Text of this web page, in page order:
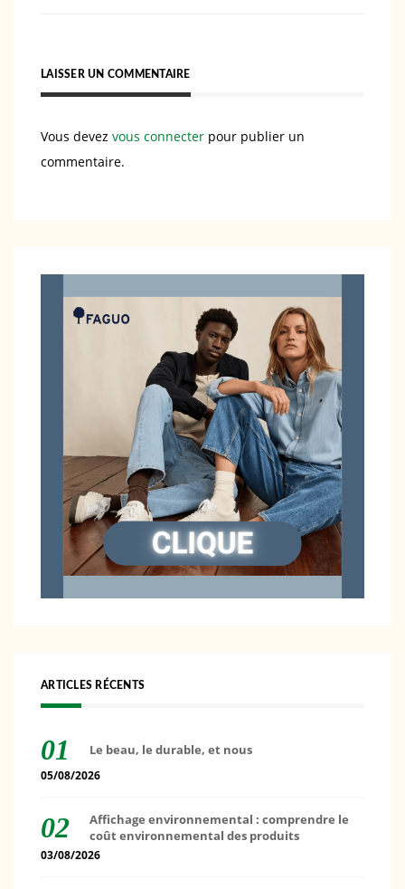
LAISSER UN COMMENTAIRE
Vous devez vous connecter pour publier un
commentaire.
ARTICLES RÉCENTS
Le beau, le durable, et nous
05/08/2026
Affichage environnemental : comprendre le
coût environnemental des produits
03/08/2026